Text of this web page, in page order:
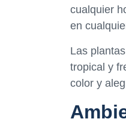
cualquier
en
Las
tropical y
color y